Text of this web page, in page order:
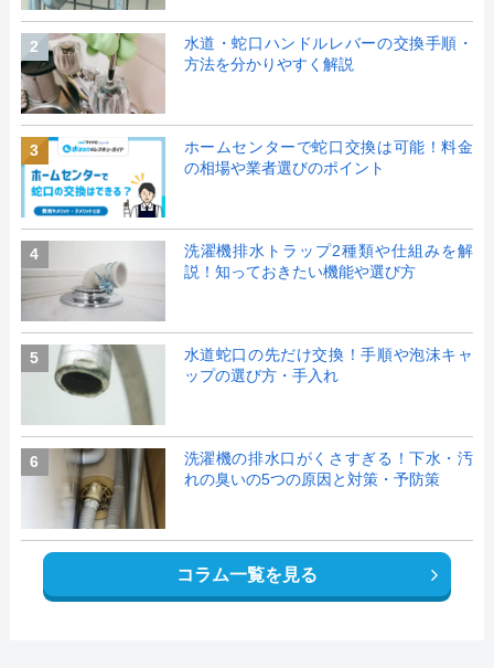
2
水道・蛇口ハンドルレバーの交換手順・
方法を分かりやすく解説
3
ホームセンターで蛇口交換は可能！料金
の相場や業者選びのポイント
4
洗濯機排水トラップ2種類や仕組みを解
説！知っておきたい機能や選び方
5
水道蛇口の先だけ交換！手順や泡沫キャ
ップの選び方・手入れ
6
洗濯機の排水口がくさすぎる！下水・汚
れの臭いの5つの原因と対策・予防策
コラム一覧を見る